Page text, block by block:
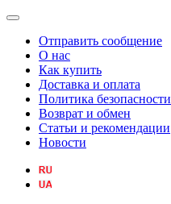
Отправить сообщение
О нас
Как купить
Доставка и оплата
Политика безопасности
Возврат и обмен
Статьи и рекомендации
Новости